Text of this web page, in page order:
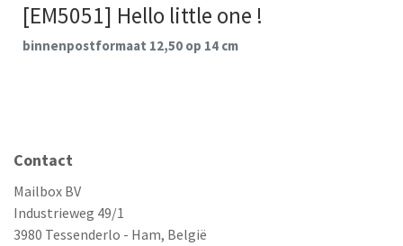
[EM5051] Hello little one !
binnenpostformaat 12,50 op 14 cm
Contact
Mailbox BV
Industrieweg 49/1
3980 Tessenderlo - Ham, België